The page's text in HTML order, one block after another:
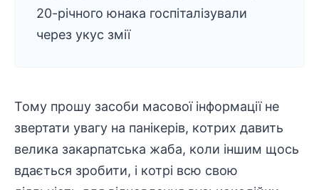
20-річного юнака госпіталізували
через укус змії
Тому прошу засоби масової інформації не
звертати увагу на панікерів, котрих давить
велика закарпатська жаба, коли іншим щось
вдається зробити, і котрі всю свою